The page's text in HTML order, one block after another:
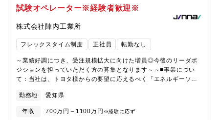
キングシステム開発部【具体的な業務】・駐車場総合管制システ
ムの回路設計（新規・特殊案件がメイン） ・駐車場オープン時の
トラブル発生に伴う現場対応及び調整 ・駐車場総合管制システム
の現地動作確認、機器調整 ・将来的には、駐車場総合管制システ
ムの要件定義、開発などもお任せする予定です。 ＜研修について
＞ 入社後、2～3カ月かけてOJTを行います。 独り立ちするまでし
っかりサポートいたしますのでご安心ください。 【仕事の魅
力】?◎社会貢献度の高さと裁量の大きさ?駐車場事業のトップラ
ンナーとして、私達は未だ答えのない課題に常に向き合っていま
コン・建設会社様とも協議しながら、より良い駐車場の絵を自分
がら、裁量大きく積極的かつ主体的に業務を進められる環境で
試験オペレーター※経験者歓迎※
株式会社陣内工業所
フレックスタイム制度 正社員 転勤なし
～業績好調につき、受注規模拡大に向けた増員◎今後のリーダポ
ジションを担っていただく方の募集となります～～■事業につい
て：当社は、トヨタ様からの要望に応えるべく「エネルギーソリ
ムイオン電池の安全評価試験の受託を2019年より開始しました。
リチウムイオン二次電池や全個体電池は、用途の広がりに伴い機
能安全性試験のニーズも急増しています。新たなことに挑戦し続
勤務地 愛知県
年収 700万円～1100万円 ※経験に応ず